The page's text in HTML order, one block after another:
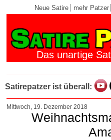
Neue Satire mehr Patzer
Das unartige
Satirepatzer ist überall:
Mittwoch, 19. Dezember 2018